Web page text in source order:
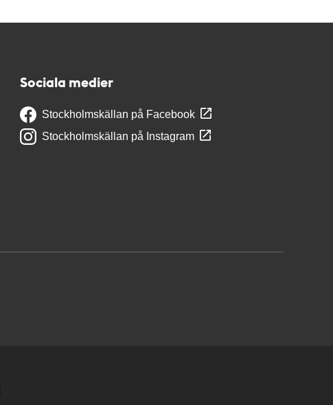
Sociala medier
Stockholmskällan på Facebook
Stockholmskällan på Instagram